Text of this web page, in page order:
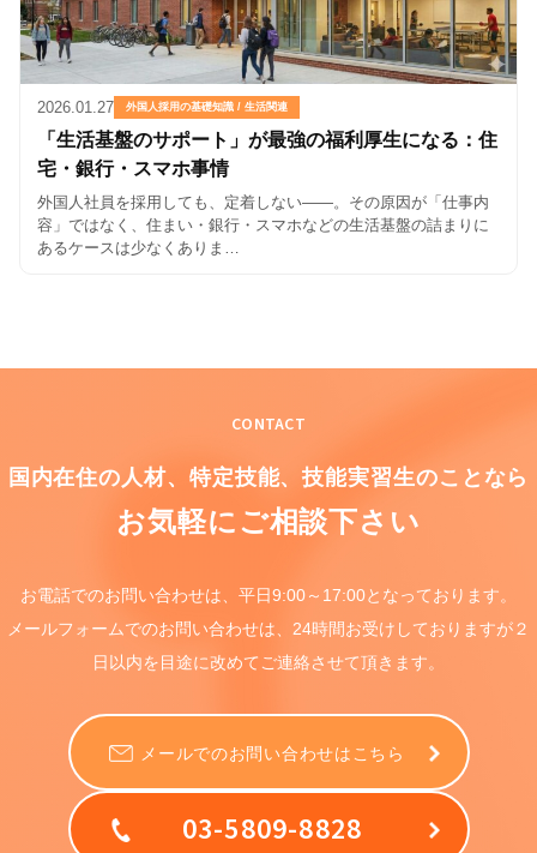
2026.01.27 外国人採用の基礎知識 / 生活関連
「生活基盤のサポート」が最強の福利厚生になる：住
宅・銀行・スマホ事情
外国人社員を採用しても、定着しない――。その原因が「仕事内
容」ではなく、住まい・銀行・スマホなどの生活基盤の詰まりに
あるケースは少なくありま…
CONTACT
国内在住の人材、特定技能、技能実習生のことなら
お気軽にご相談下さい
お電話でのお問い合わせは、 平日9:00～17:00となっております。
メールフォームでのお問い合わせは、 24時間お受けしておりますが２
日以内を目途に改めてご連絡させて頂きます。
メールでのお問い合わせはこちら
03-5809-8828